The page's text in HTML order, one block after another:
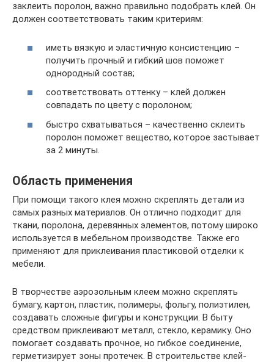
заклеить поролон, важно правильно подобрать клей. Он
должен соответствовать таким критериям:
иметь вязкую и эластичную консистенцию –
получить прочный и гибкий шов поможет
однородный состав;
соответствовать оттенку – клей должен
совпадать по цвету с поролоном;
быстро схватываться – качественно склеить
поролон поможет вещество, которое застывает
за 2 минуты.
Область применения
При помощи такого клея можно скреплять детали из
самых разных материалов. Он отлично подходит для
ткани, поролона, деревянных элементов, потому широко
используется в мебельном производстве. Также его
применяют для приклеивания пластиковой отделки к
мебели.
В творчестве аэрозольным клеем можно скреплять
бумагу, картон, пластик, полимеры, фольгу, полиэтилен,
создавать сложные фигуры и конструкции. В быту
средством приклеивают металл, стекло, керамику. Оно
помогает создавать прочное, но гибкое соединение,
герметизирует зоны протечек. В строительстве клей-